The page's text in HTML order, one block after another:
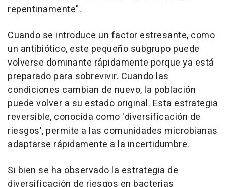
repentinamente".
Cuando se introduce un factor estresante, como
un antibiótico, este pequeño subgrupo puede
volverse dominante rápidamente porque ya está
preparado para sobrevivir. Cuando las
condiciones cambian de nuevo, la población
puede volver a su estado original. Esta estrategia
reversible, conocida como 'diversificación de
riesgos', permite a las comunidades microbianas
adaptarse rápidamente a la incertidumbre.
Si bien se ha observado la estrategia de
diversificación de riesgos en bacterias